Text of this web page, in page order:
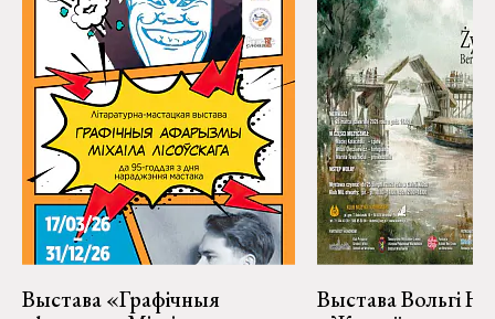
Выстава «Графічныя
Выстава Вольгі